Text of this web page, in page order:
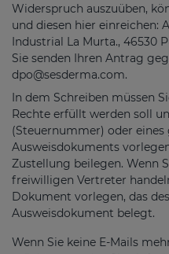
Widerspruch auszuüben,
und diesen hier einreichen:
Industrial La Murta., 46530
Sie senden Ihren Antrag
dpo@sesderma.com.
In dem Schreiben müssen
Rechte erfüllt werden soll
(Steuernummer) oder
Ausweisdokuments
Zustellung beilegen. Wenn
freiwilligen Vertreter
Dokument vorlegen, das
Ausweisdokument belegt.
Wenn Sie keine E-Mails